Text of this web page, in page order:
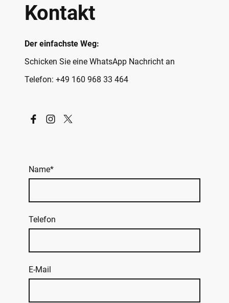
Kontakt
Der einfachste Weg:
Schicken Sie eine WhatsApp Nachricht an
Telefon: +49 160 968 33 464
Name*
Telefon
E-Mail